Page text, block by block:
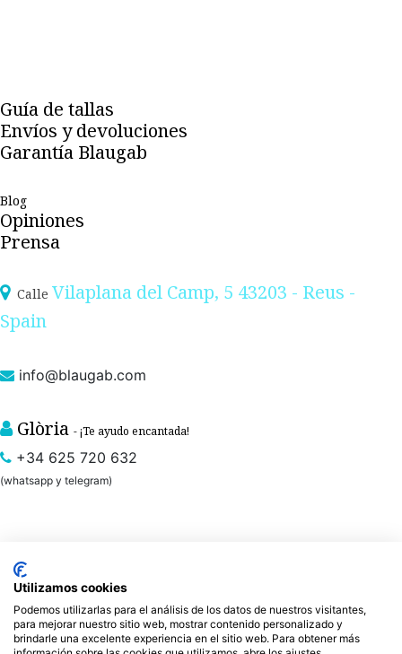
Guía de tallas
Envíos y devoluciones
Garantía Blaugab
Blog
Opiniones
Prensa
Calle Vilaplana del Camp, 5 43203 - Reus -
Spain
info@blaugab.com
Glòria - ¡Te ayudo encantada!
+34 625 720 632
(whatsapp y telegram)
Tienda online deropa ecológica, sostenible y de Comercio Justo. Especialistas en
ropa interior de algodón orgánico,
como la braga algodón y otras prendas íntimas
Utilizamos cookies
Podemos utilizarlas para el análisis de los datos de nuestros visitantes,
para mejorar nuestro sitio web, mostrar contenido personalizado y
brindarle una excelente experiencia en el sitio web. Para obtener más